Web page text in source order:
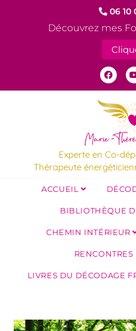
06 10
Découvrez mes
Experte en Co-
Thérapeute
ACCUEIL
BIBLIOTHÈQUE
CHEMIN INTÉRIEUR
RENCONTRES
LIVRES DU DÉCODAGE